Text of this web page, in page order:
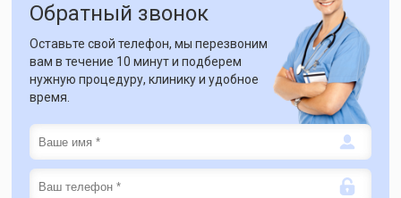
Обратный звонок
Оставьте свой телефон, мы перезвоним
вам в течение 10 минут и подберем
нужную процедуру, клинику и удобное
время.